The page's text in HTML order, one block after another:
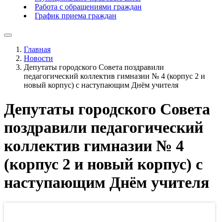
Работа с обращениями граждан
График приема граждан
Главная
Новости
Депутаты городского Совета поздравили
педагогический коллектив гимназии № 4 (корпус 2 и
новый корпус) с наступающим Днём учителя
Депутаты городского Совета
поздравили педагогический
коллектив гимназии № 4
(корпус 2 и новый корпус) с
наступающим Днём учителя